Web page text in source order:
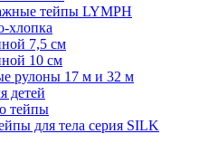
тейпы LYMPH
хлопка
7,5 см
10 см
рулоны 17 м и 32 м
детей
тейпы
для тела серия SILK